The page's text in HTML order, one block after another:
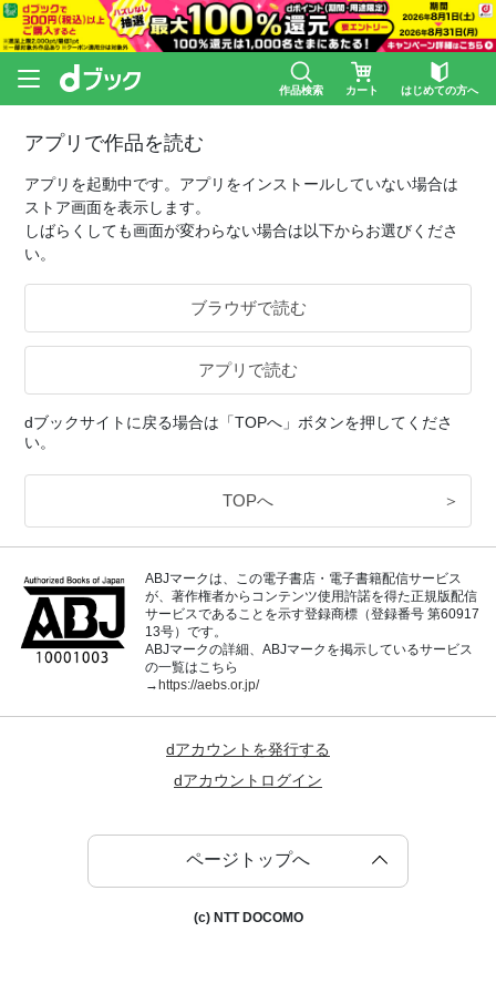
作品検索 カート はじめての方へ
アプリで作品を読む
アプリを起動中です。アプリをインストールしていない場合は
ストア画面を表示します。
しばらくしても画面が変わらない場合は以下からお選びくださ
い。
ブラウザで読む
アプリで読む
dブックサイトに戻る場合は「TOPへ」ボタンを押してくださ
い。
TOPへ ＞
ABJマークは、この電子書店・電子書籍配信サービス
が、著作権者からコンテンツ使用許諾を得た正規版配信
サービスであることを示す登録商標（登録番号 第60917
13号）です。
ABJマークの詳細、ABJマークを掲示しているサービス
の一覧はこちら
→https://aebs.or.jp/
dアカウントを発行する
dアカウントログイン
ページトップへ
(c) NTT DOCOMO